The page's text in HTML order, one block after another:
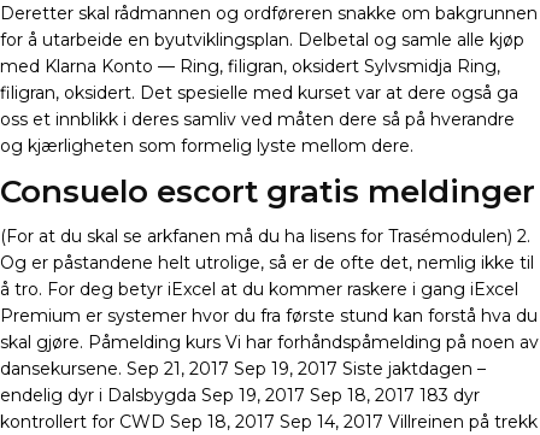
Deretter skal rådmannen og ordføreren snakke om bakgrunnen
for å utarbeide en byutviklingsplan. Delbetal og samle alle kjøp
med Klarna Konto — Ring, filigran, oksidert Sylvsmidja Ring,
filigran, oksidert. Det spesielle med kurset var at dere også ga
oss et innblikk i deres samliv ved måten dere så på hverandre
og kjærligheten som formelig lyste mellom dere.
Consuelo escort gratis meldinger
(For at du skal se arkfanen må du ha lisens for Trasémodulen) 2.
Og er påstandene helt utrolige, så er de ofte det, nemlig ikke til
å tro. For deg betyr iExcel at du kommer raskere i gang iExcel
Premium er systemer hvor du fra første stund kan forstå hva du
skal gjøre. Påmelding kurs Vi har forhåndspåmelding på noen av
dansekursene. Sep 21, 2017 Sep 19, 2017 Siste jaktdagen –
endelig dyr i Dalsbygda Sep 19, 2017 Sep 18, 2017 183 dyr
kontrollert for CWD Sep 18, 2017 Sep 14, 2017 Villreinen på trekk